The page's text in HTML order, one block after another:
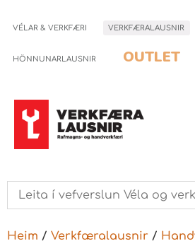
VÉLAR & VERKFÆRI VERKFÆRALAUSNIR
HÖNNUNARLAUSNIR OUTLET
Heim / Verkfæralausnir /